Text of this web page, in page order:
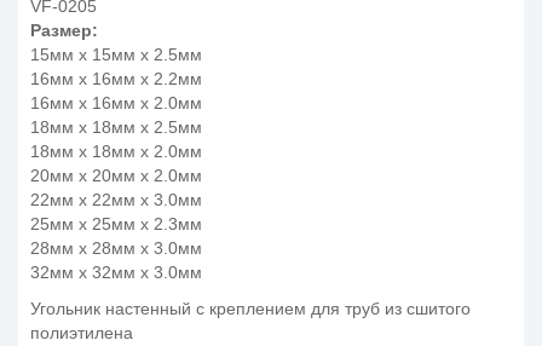
VF-0205
Размер:
15мм x 15мм x 2.5мм
16мм x 16мм x 2.2мм
16мм x 16мм x 2.0мм
18мм x 18мм x 2.5мм
18мм x 18мм x 2.0мм
20мм x 20мм x 2.0мм
22мм x 22мм x 3.0мм
25мм x 25мм x 2.3мм
28мм x 28мм x 3.0мм
32мм x 32мм x 3.0мм
Угольник настенный с креплением для труб из сшитого
полиэтилена